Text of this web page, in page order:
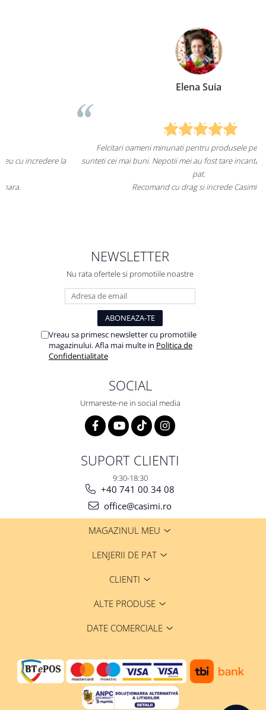
Felcitari oameni minunati pentru produsele pe care le aveti,
sunteti cei mai buni. Nepotii mei au fost tare incantati de lenjeriile de
Recomand cu drag si increde Casimi.ro
NEWSLETTER
Nu rata ofertele si promotiile noastre
Vreau sa primesc newsletter cu promotiile
magazinului. Afla mai multe in Politica de
Confidentialitate
SOCIAL
Urmareste-ne in social media
SUPORT CLIENTI
9:30-18:30
+40 741 00 34 08
office@casimi.ro
MAGAZINUL MEU
LENJERII DE PAT
CLIENTI
ALTE PRODUSE
DATE COMERCIALE